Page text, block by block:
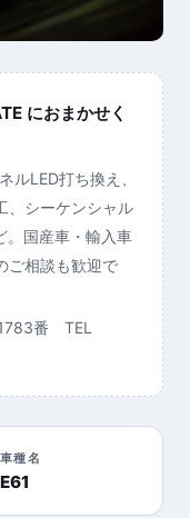
におまかせく
ルLED打ち換え、
、シーケンシャル
。国産車・輸入車
ご相談も歓迎で
番 TEL
車種名
E61